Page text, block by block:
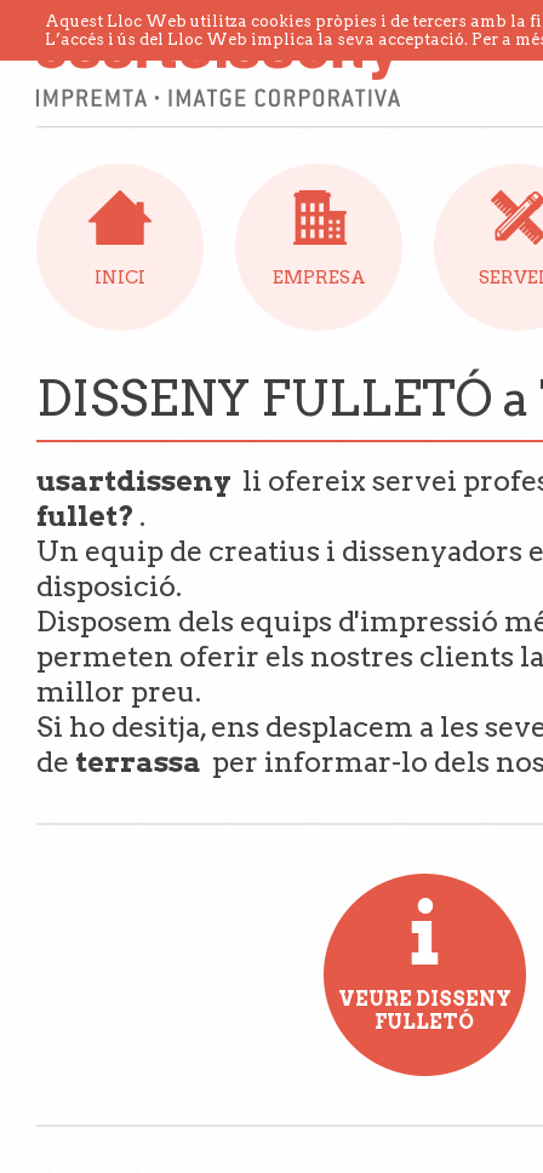
Aquest Lloc Web utilitza cookies pròpies i de tercers amb la
L’accés i ús del Lloc Web implica la seva acceptació. Per a
INICI EMPRESA
DISSENY FULLETÓ
usartdisseny li ofereix servei
fullet? .
Un equip de creatius i dissenyadors
disposició.
Disposem dels equips d'impressió
permeten oferir els nostres clients
millor preu.
Si ho desitja, ens desplacem a les
de terrassa per informar-lo dels
VEURE DISSENY
FULLETÓ